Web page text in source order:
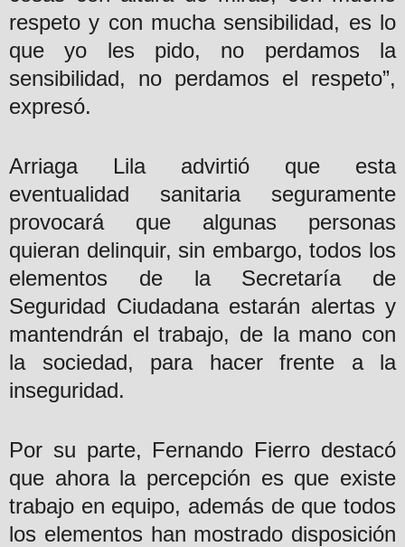
respeto y con mucha sensibilidad, es lo
que yo les pido, no perdamos la
sensibilidad, no perdamos el respeto”,
expresó.
Arriaga Lila advirtió que esta
eventualidad sanitaria seguramente
provocará que algunas personas
quieran delinquir, sin embargo, todos los
elementos de la Secretaría de
Seguridad Ciudadana estarán alertas y
mantendrán el trabajo, de la mano con
la sociedad, para hacer frente a la
inseguridad.
Por su parte, Fernando Fierro destacó
que ahora la percepción es que existe
trabajo en equipo, además de que todos
los elementos han mostrado disposición